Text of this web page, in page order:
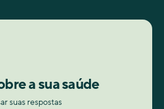
a sua saúde
suas respostas